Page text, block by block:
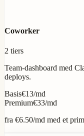
Coworker
2 tiers
Team-dashboard med
deploys.
Basis€13/md
Premium€33/md
fra €6.50/md med et